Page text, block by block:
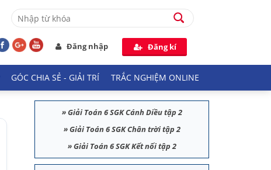
Đăng nhập Đăng kí
GÓC CHIA SẺ - GIẢI TRÍ TRẮC NGHIỆM ONLINE
»Giải Toán 6 SGK Cánh Diều tập 2
»Giải Toán 6 SGK Chân trời tập 2
»Giải Toán 6 SGK Kết nối tập 2